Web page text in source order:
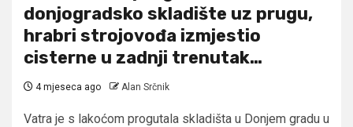
donjogradsko skladište uz prugu,
hrabri strojovođa izmjestio
cisterne u zadnji trenutak…
4 mjeseca ago Alan Srčnik
Vatra je s lakoćom progutala skladišta u Donjem gradu u